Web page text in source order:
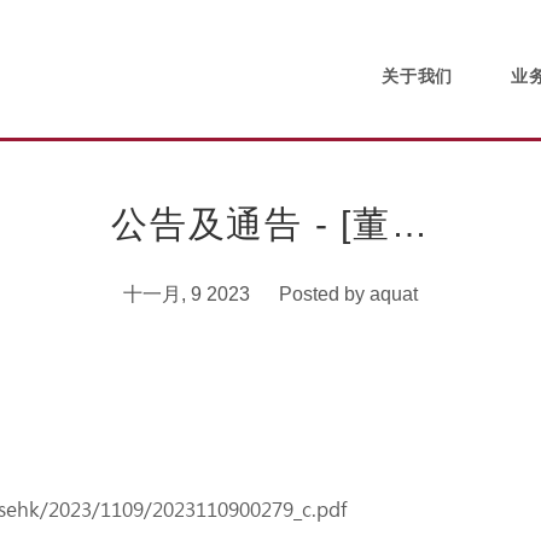
关于我们 业
公告及通告 - [董…
十一月, 9 2023 Posted by aquat
2023/1109/2023110900279_c.pdf